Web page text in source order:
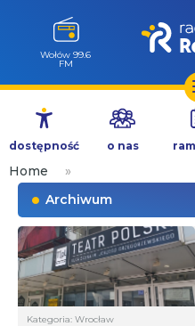
Przejdź
treści
Wołów 99.6
FM
dostępność o nas
Home
»
Archiwum
Kategoria: Wrocław